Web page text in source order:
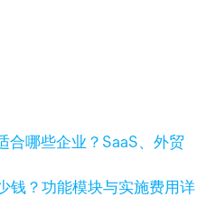
合哪些企业？SaaS、外贸
钱？功能模块与实施费用详